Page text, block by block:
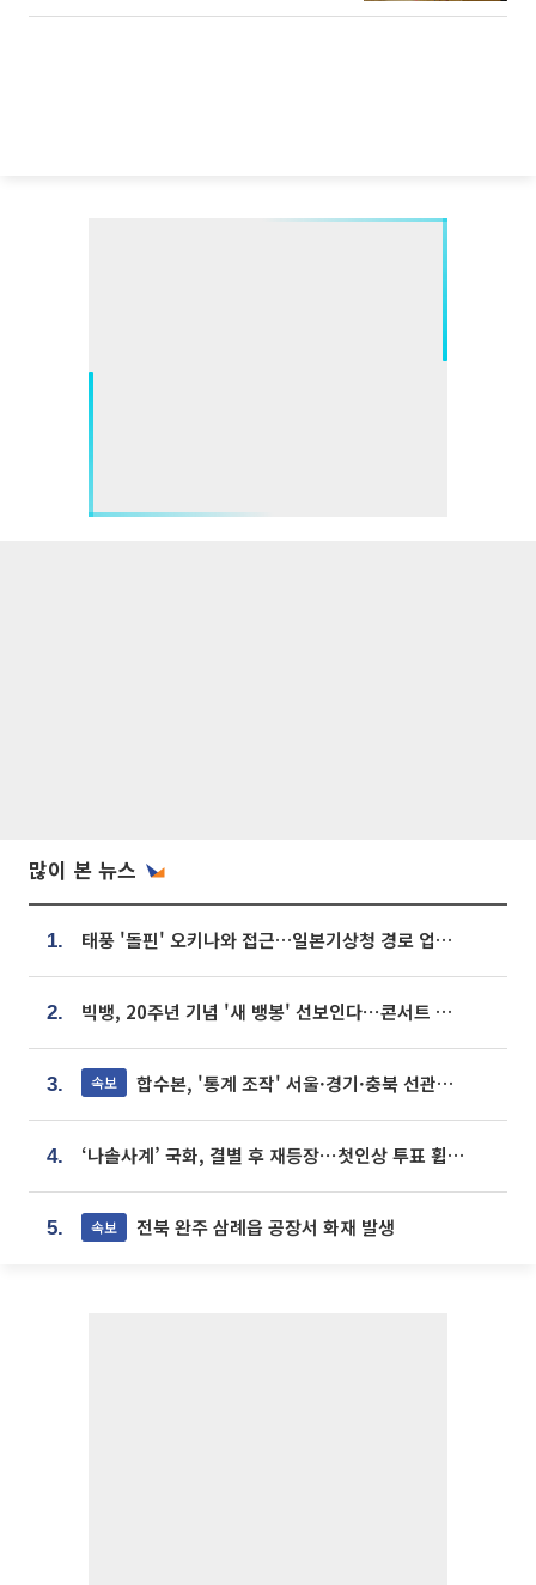
많이 본 뉴스
1. 태풍 '돌핀' 오키나와 접근…일본기상청 경로 업데이트
2. 빅뱅, 20주년 기념 '새 뱅봉' 선보인다⋯콘서트 앞두고 팝업 개최
3. 속보 합수본, '통계 조작' 서울·경기·충북 선관위 등 추가 압수수색
4. ‘나솔사계’ 국화, 결별 후 재등장⋯첫인상 투표 휩쓸고 ‘인기녀’ 등극
5. 속보 전북 완주 삼례읍 공장서 화재 발생